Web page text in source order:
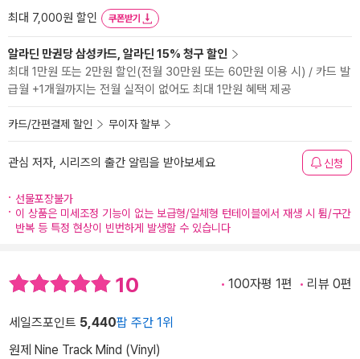
최대 7,000원 할인 쿠폰받기
알라딘 만권당 삼성카드, 알라딘 15% 청구 할인
최대 1만원 또는 2만원 할인(전월 30만원 또는 60만원 이용 시) / 카드 발
급월 +1개월까지는 전월 실적이 없어도 최대 1만원 혜택 제공
카드/간편결제 할인 무이자 할부
관심 저자, 시리즈의 출간 알림을 받아보세요 신청
선물포장불가
이 상품은 미세조정 기능이 없는 보급형/일체형 턴테이블에서 재생 시 튐/구간
반복 등 특정 현상이 빈번하게 발생할 수 있습니다
10 100자평 1편 리뷰 0편
세일즈포인트 5,440팝 주간 1위
원제 Nine Track Mind (Vinyl)